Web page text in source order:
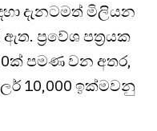
දැනටමත් මිලියන
ප්‍රවේශ පත්‍රයක
පමණ වන අතර,
10,000 ඉක්මවනු